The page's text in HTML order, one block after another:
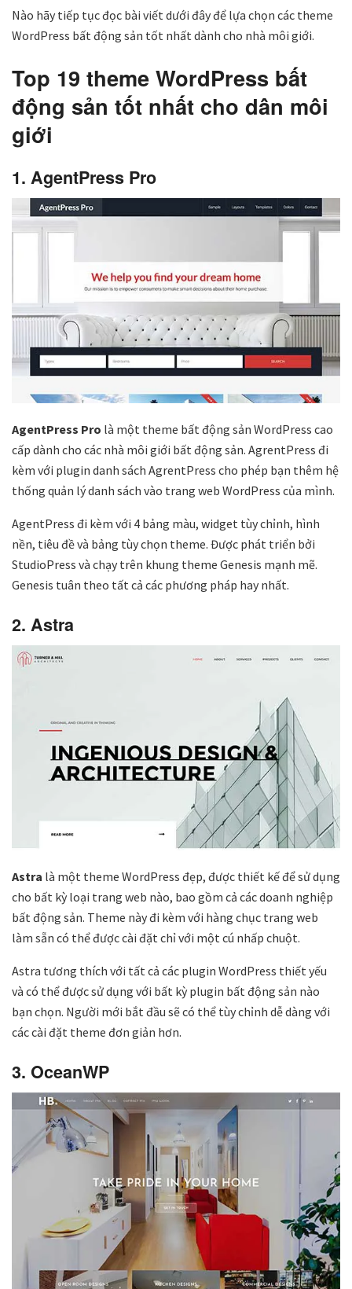
Nào hãy tiếp tục đọc bài viết dưới đây để lựa chọn các theme
WordPress bất động sản tốt nhất dành cho nhà môi giới.
Top 19 theme WordPress bất
động sản tốt nhất cho dân môi
giới
1. AgentPress Pro
AgentPress Pro là một theme bất động sản WordPress cao
cấp dành cho các nhà môi giới bất động sản. AgrentPress đi
kèm với plugin danh sách AgrentPress cho phép bạn thêm hệ
thống quản lý danh sách vào trang web WordPress của mình.
AgentPress đi kèm với 4 bảng màu, widget tùy chỉnh, hình
nền, tiêu đề và bảng tùy chọn theme. Được phát triển bởi
StudioPress và chạy trên khung theme Genesis mạnh mẽ.
Genesis tuân theo tất cả các phương pháp hay nhất.
2. Astra
Astra là một theme WordPress đẹp, được thiết kế để sử dụng
cho bất kỳ loại trang web nào, bao gồm cả các doanh nghiệp
bất động sản. Theme này đi kèm với hàng chục trang web
làm sẵn có thể được cài đặt chỉ với một cú nhấp chuột.
Astra tương thích với tất cả các plugin WordPress thiết yếu
và có thể được sử dụng với bất kỳ plugin bất động sản nào
bạn chọn. Người mới bắt đầu sẽ có thể tùy chỉnh dễ dàng với
các cài đặt theme đơn giản hơn.
3. OceanWP